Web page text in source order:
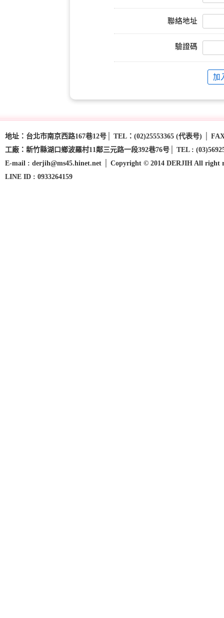
聯絡地址
驗證碼
地址：台北市南京西路167巷12号│ TEL：(02)25553365 (代表号) │
工廠：新竹縣湖口鄉波羅村11鄰三元路一段392巷76号│ TEL :
E-mail : derjih@ms45.hinet.net │ Copyright © 2014 DERJIH All right
LINE ID : 0933264159